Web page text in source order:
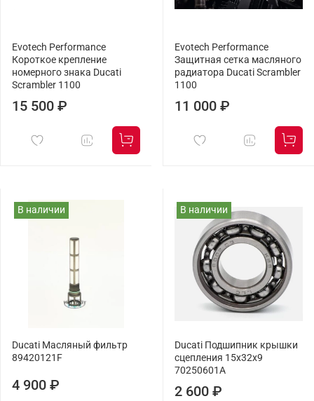
Evotech Performance
Короткое крепление
номерного знака Ducati
Scrambler 1100
15 500 ₽
Evotech Performance
Защитная сетка масляного
радиатора Ducati Scrambler
1100
11 000 ₽
В наличии
Ducati Масляный фильтр
89420121F
4 900 ₽
В наличии
Ducati Подшипник крышки
сцепления 15x32x9
70250601A
2 600 ₽